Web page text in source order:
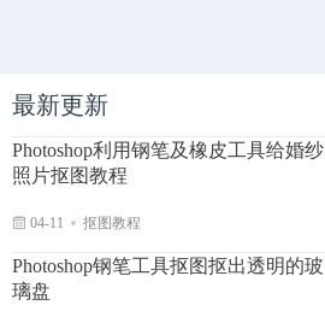
最新更新
Photoshop利用钢笔及橡皮工具给婚纱
照片抠图教程
04-11 抠图教程
Photoshop钢笔工具抠图抠出透明的玻
璃盘